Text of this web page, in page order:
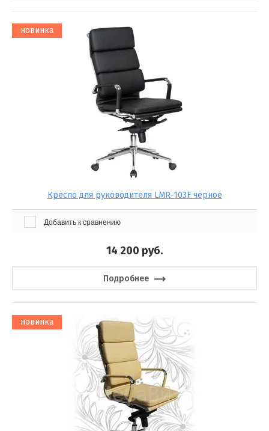
новинка
Кресло для руководителя LMR-103F черное
Добавить к сравнению
14 200 руб.
Подробнее
новинка